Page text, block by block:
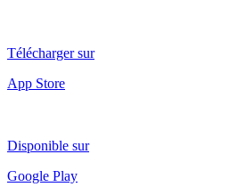
Télécharger sur
App Store
Disponible sur
Google Play